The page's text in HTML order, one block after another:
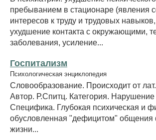
пребыванием в стационаре (явления
интересов к труду и трудовых
ухудшение контакта с окружающими,
заболевания, усиление...
Госпитализм
Психологическая энциклопедия
Словообразование. Происходит от
Автор. Р.Спитц. Категория. Нарушение
Специфика. Глубокая психическая и
обусловленная "дефицитом" общения
жизни...